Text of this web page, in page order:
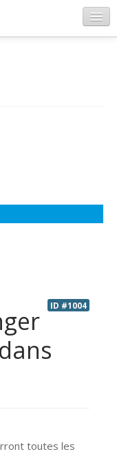
ID #1004
toutes les